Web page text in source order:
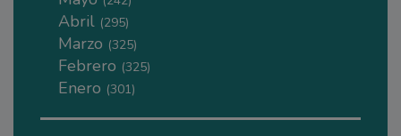
Abril (295)
Marzo (325)
Febrero (325)
Enero (301)